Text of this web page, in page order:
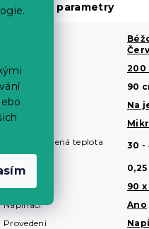
parametry
? Délka 200
? Šířka 90
? Typ Na
?
Doporučená teplota
praní
30 -
Hmotnost
? Rozměr
90
Napínací
Ano
Provedení